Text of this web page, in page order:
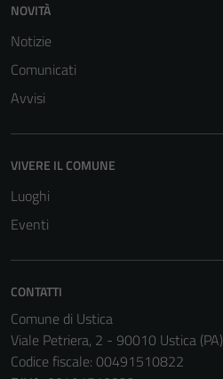
NOVITÀ
Notizie
Comunicati
Avvisi
VIVERE IL COMUNE
Luoghi
Eventi
CONTATTI
Comune di Ustica
Viale Petriera, 2 - 90010 Ustica (PA)
Codice fiscale: 00491510822